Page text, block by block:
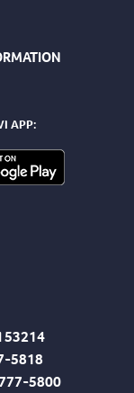
APP:
53214
5818
5800